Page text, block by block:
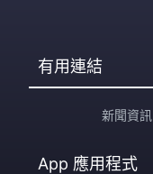
有用連結
新聞資訊
App 應用程式